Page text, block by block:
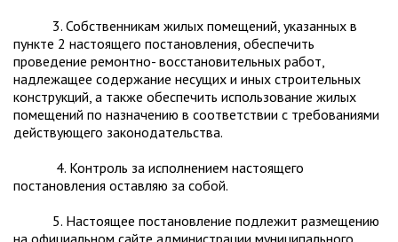
3. Собственникам жилых помещений, указанных в
пункте 2 настоящего постановления, обеспечить
проведение ремонтно- восстановительных работ,
надлежащее содержание несущих и иных строительных
конструкций, а также обеспечить использование жилых
помещений по назначению в соответствии с требованиями
действующего законодательства.
4. Контроль за исполнением настоящего
постановления оставляю за собой.
5. Настоящее постановление подлежит размещению
на официальном сайте администрации муниципального